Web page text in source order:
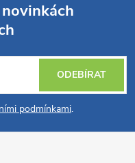
podmínkami.
ODEBÍRAT